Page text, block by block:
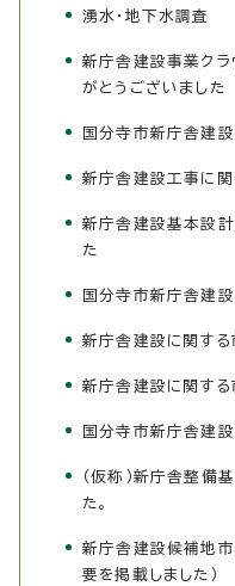
湧水・地下水調査
新庁舎建設事業クラ
がとうございました
国分寺市新庁舎建
新庁舎建設工事に関
新庁舎建設基本設
た
国分寺市新庁舎建
新庁舎建設に関する
新庁舎建設に関する
国分寺市新庁舎建
（仮称）新庁舎整備
た。
新庁舎建設候補地市
要を掲載しました）